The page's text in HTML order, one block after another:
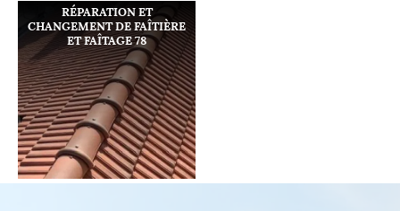
RÉPARATION ET
CHANGEMENT DE FAÎTIÈRE
ET FAÎTAGE 78